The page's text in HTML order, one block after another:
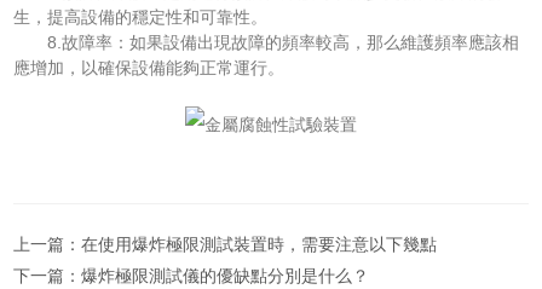
生，提高設備的穩定性和可靠性。
8.故障率：如果設備出現故障的頻率較高，那么維護頻率應該相
應增加，以確保設備能夠正常運行。
上一篇：在使用爆炸極限測試裝置時，需要注意以下幾點
下一篇：爆炸極限測試儀的優缺點分別是什么？